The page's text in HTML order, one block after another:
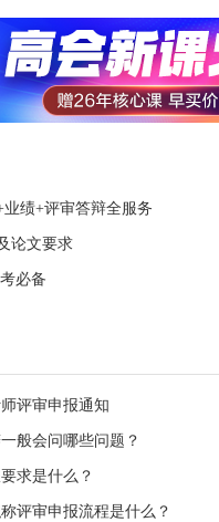
绩+评审答辩全服务
论文要求
必备
评审申报通知
般会问哪些问题？
求是什么？
评审申报流程是什么？